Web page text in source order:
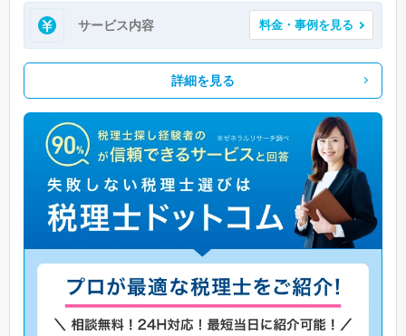
サービス内容 料金・事例を見る
詳細を見る